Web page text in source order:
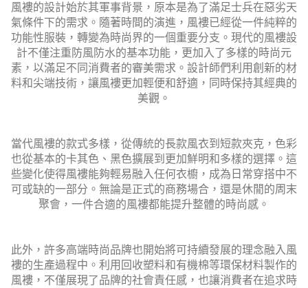
風褸的設計始於其軍事背景，原本是為了滿足士兵在惡劣天
氣條件下的需求。隨著時間的演進，風褸已經從一件純粹的
功能性服裝，轉變為時尚界的一個重要分支。現代的風褸設
計不僅注重防風防水的基本功能，更加入了多樣的時尚元
素，以滿足不同消費者的審美需求。設計師們利用創新的材
料和尖端技術，讓風褸更加輕便和舒適，同時保持其經典的
美觀。
當代風褸的款式多樣，從傳統的長款風衣到短款夾克，色彩
也從基本的卡其色、黑色擴展到更加鮮明和多樣的選擇。這
些變化使得風褸能夠輕易融入任何衣櫥，成為日常穿搭中不
可或缺的一部分。無論是正式的商務場合，還是休閒的周末
聚會，一件合適的風褸都能提升整體的時尚感。
此外，許多高端時尚品牌也開始將可持續發展的理念融入風
褸的生產過程中。利用回收塑料和有機棉等環保材料製作的
風褸，不僅展現了品牌的社會責任感，也讓消費者在追求時